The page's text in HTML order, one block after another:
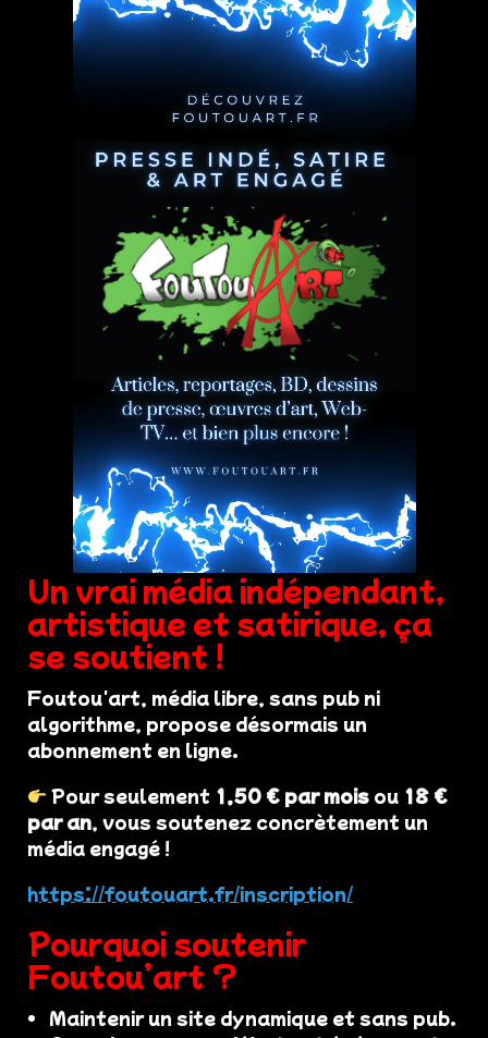
Un vrai média indépendant,
artistique et satirique, ça
se soutient !
Foutou'art, média libre, sans pub ni
algorithme, propose désormais un
abonnement en ligne.
Pour seulement 1,50 € par mois ou 18 €
par an, vous soutenez concrètement un
média engagé !
https://foutouart.fr/inscription/
Pourquoi soutenir
Foutou’art ?
Maintenir un site dynamique et sans pub.